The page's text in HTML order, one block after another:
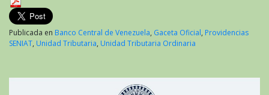
Publicada en Banco Central de Venezuela, Gaceta Oficial, Providencias
SENIAT, Unidad Tributaria, Unidad Tributaria Ordinaria